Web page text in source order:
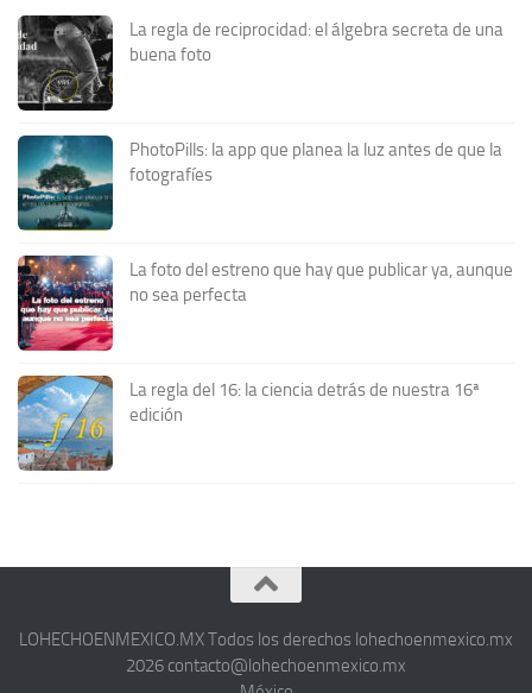
La regla de reciprocidad: el álgebra secreta de una
buena foto
PhotoPills: la app que planea la luz antes de que la
fotografíes
La foto del estreno que hay que publicar ya, aunque
no sea perfecta
La regla del 16: la ciencia detrás de nuestra 16ª
edición
LOHECHOENMEXICO.MX Todos los derechos lohechoenmexico.mx
2026 contacto@lohechoenmexico.mx